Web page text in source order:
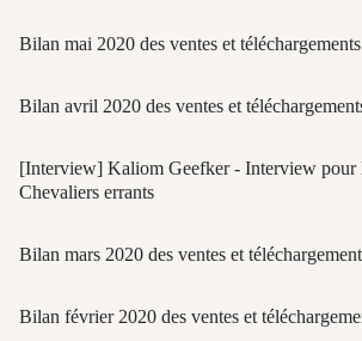
Bilan mai 2020 des ventes et téléchargements
Bilan avril 2020 des ventes et
[Interview] Kaliom Geefker - Interview pour
Chevaliers errants
Bilan mars 2020 des ventes et
Bilan février 2020 des ventes et